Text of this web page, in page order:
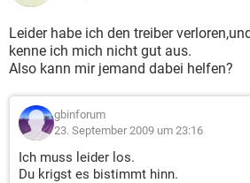
Leider habe ich den treiber
kenne ich mich nicht gut aus.
Also kann mir jemand dabei helfen?
gbinforum
23. September 2009 um 23:16
Ich muss leider los.
Du krigst es bistimmt hinn.